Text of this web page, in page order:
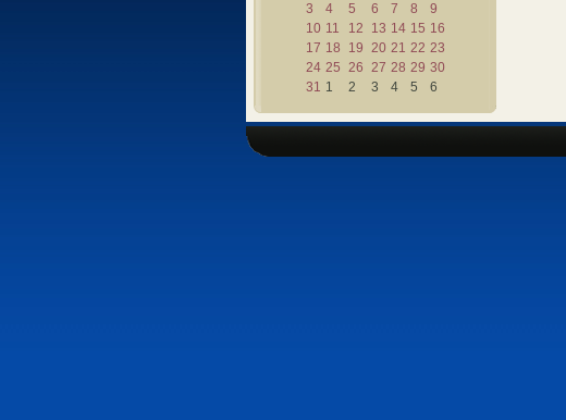
3
4 5 6 7 8
9
10 11 12 13 14 15 16
17 18 19 20 21 22 23
24 25 26 27 28 29 30
31 1 2 3 4 5 6